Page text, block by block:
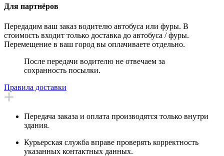
Для партнёров
Передадим ваш заказ водителю автобуса или фуры. В
стоимость входит только доставка до автобуса / фуры.
Перемещение в ваш город вы оплачиваете отдельно.
После передачи водителю не отвечаем за
сохранность посылки.
Правила доставки
Передача заказа и оплата производятся только внутри
здания.
Курьерская служба вправе проверять корректность
указанных контактных данных.